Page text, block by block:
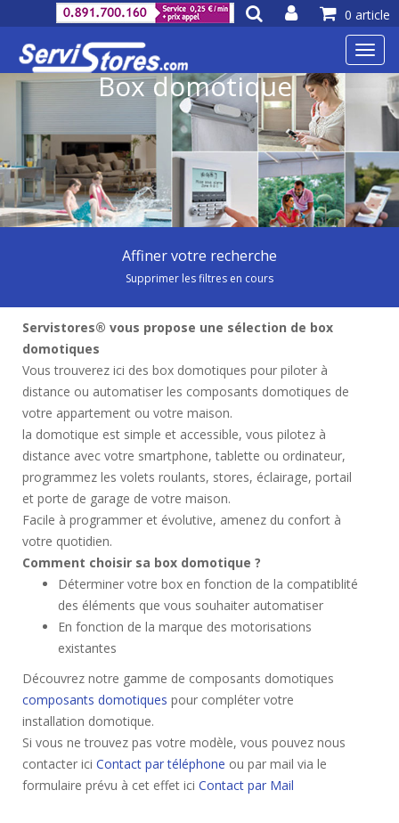
0 article
Box domotique
Affiner votre recherche
Supprimer les filtres en cours
Servistores® vous propose une sélection de box
domotiques
Vous trouverez ici des box domotiques pour piloter à
distance ou automatiser les composants domotiques de
votre appartement ou votre maison.
la domotique est simple et accessible, vous pilotez à
distance avec votre smartphone, tablette ou ordinateur,
programmez les volets roulants, stores, éclairage, portail
et porte de garage de votre maison.
Facile à programmer et évolutive, amenez du confort à
votre quotidien.
Comment choisir sa box domotique ?
Déterminer votre box en fonction de la compatiblité
des éléments que vous souhaiter automatiser
En fonction de la marque des motorisations
existantes
Découvrez notre gamme de composants domotiques
composants domotiques pour compléter votre
installation domotique.
Si vous ne trouvez pas votre modèle, vous pouvez nous
contacter ici Contact par téléphone ou par mail via le
formulaire prévu à cet effet ici Contact par Mail